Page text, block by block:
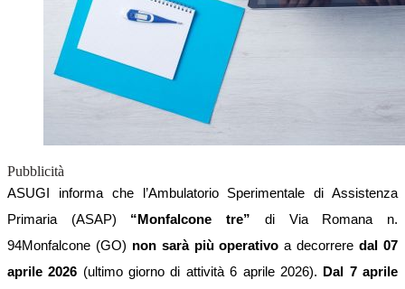
Pubblicità
ASUGI informa che l’Ambulatorio Sperimentale di Assistenza
Primaria (ASAP) “Monfalcone tre” di Via Romana n.
94Monfalcone (GO) non sarà più operativo a decorreredal 07
aprile 2026 (ultimo giorno di attività 6 aprile 2026).
Dal 7 aprile